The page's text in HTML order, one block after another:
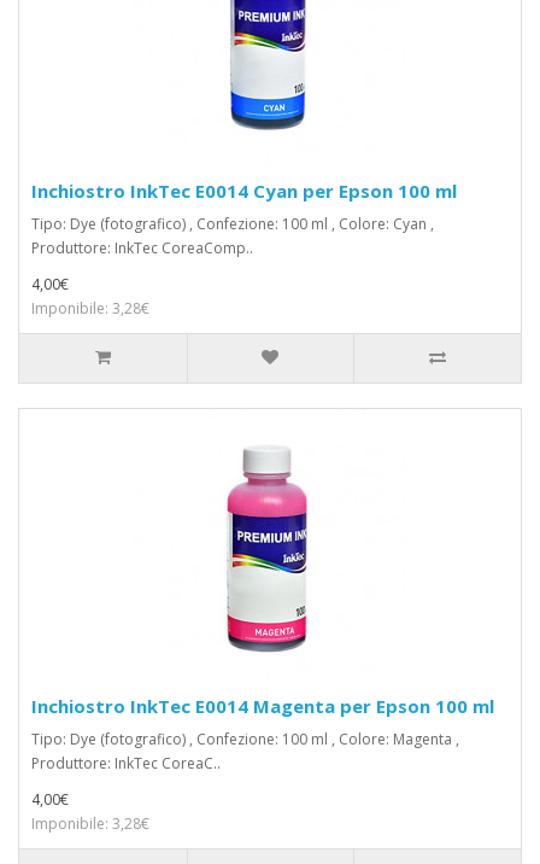
Inchiostro InkTec E0014 Cyan per Epson 100 ml
Tipo: Dye (fotografico) , Confezione: 100 ml , Colore: Cyan ,
Produttore: InkTec CoreaComp..
4,00€
Imponibile: 3,28€
Inchiostro InkTec E0014 Magenta per Epson 100 ml
Tipo: Dye (fotografico) , Confezione: 100 ml , Colore: Magenta ,
Produttore: InkTec CoreaC..
4,00€
Imponibile: 3,28€